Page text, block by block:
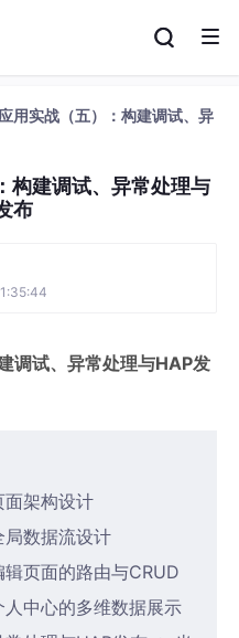
用实战（五）：构建调试、异
构建调试、异常处理与
布
调试、异常处理与HAP发
面架构设计
数据流设计
页面的路由与CRUD
中心的多维数据展示